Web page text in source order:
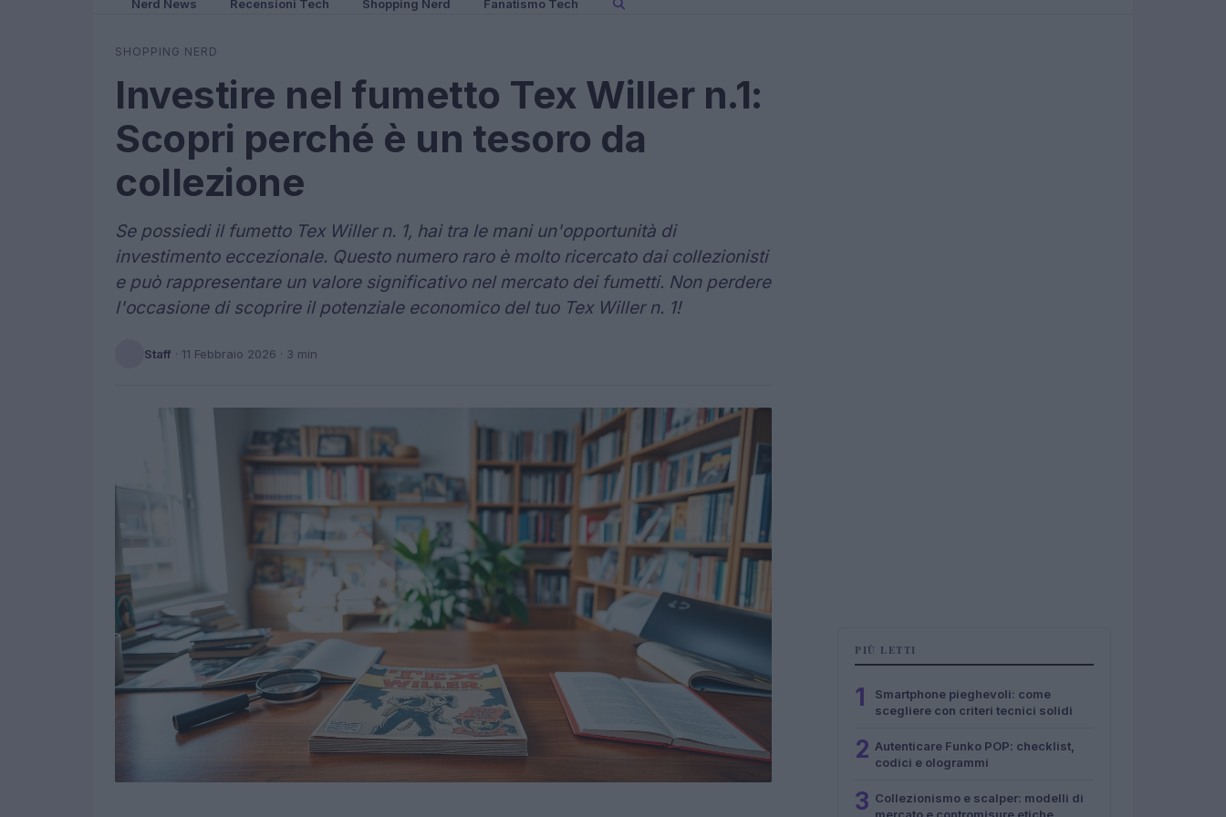
Nerd News Recensioni Tech Shopping Nerd Fanatismo Tech
SHOPPING NERD
Investire nel fumetto Tex Willer n.1:
Scopri perché è un tesoro da
collezione
Se possiedi il fumetto Tex Willer n. 1, hai tra le mani un'opportunità di
investimento eccezionale. Questo numero raro è molto ricercato dai collezionisti
e può rappresentare un valore significativo nel mercato dei fumetti. Non perdere
l'occasione di scoprire il potenziale economico del tuo Tex Willer n. 1!
Staff · 11 Febbraio 2026 · 3 min
PIÙ LETTI
1
Smartphone pieghevoli: come
scegliere con criteri tecnici solidi
2 Autenticare Funko POP: checklist,
codici e ologrammi
3 Collezionismo e scalper: modelli di